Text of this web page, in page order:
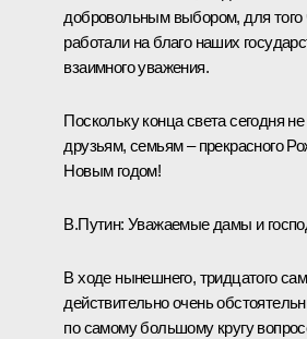
добровольным выбором, для
работали на благо наших
взаимного уважения.
Поскольку конца света сегодня
друзьям, семьям – прекрасного
Новым годом!
В.Путин: Уважаемые дамы и
В ходе нынешнего, тридцатого
действительно очень
по самому большому кругу